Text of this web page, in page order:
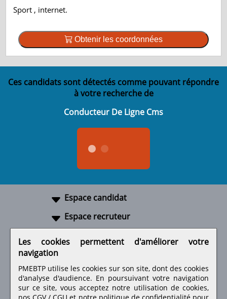
Sport , internet.
Obtenir les coordonnées
Ces candidats sont détectés comme pouvant répondre
à votre recherche de
Conducteur De Ligne Cms
Espace candidat
Espace recruteur
Les cookies permettent d'améliorer votre
navigation
PMEBTP utilise les cookies sur son site, dont des cookies
d'analyse d'audience. En poursuivant votre navigation
sur ce site, vous acceptez notre utilisation de cookies,